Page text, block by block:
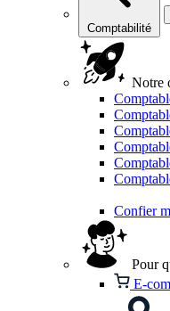
Comptabilité
Notre
Confier
Pour
E-